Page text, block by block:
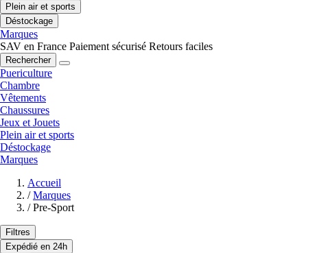
Plein air et sports
Déstockage
Marques
SAV en France Paiement sécurisé Retours faciles
Rechercher
Puericulture
Chambre
Vêtements
Chaussures
Jeux et Jouets
Plein air et sports
Déstockage
Marques
Accueil
/ Marques
/ Pre-Sport
Filtres
Expédié en 24h